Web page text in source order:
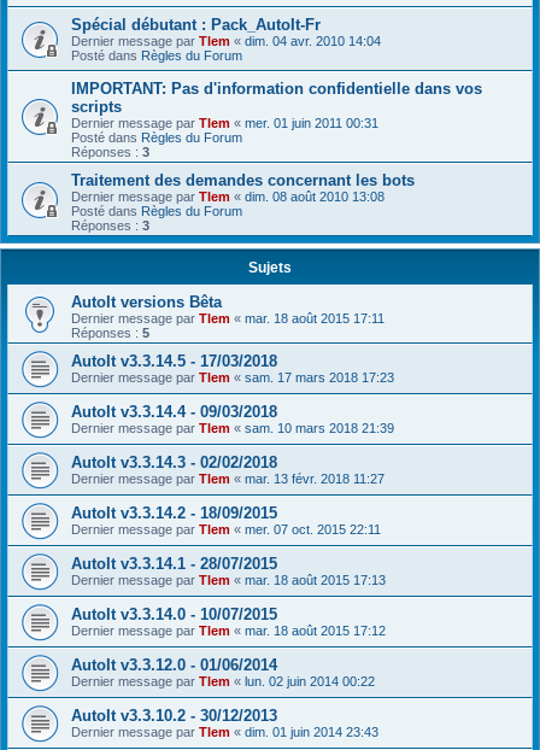
Spécial débutant : Pack_AutoIt-Fr
Dernier message par Tlem « dim. 04 avr. 2010 14:04
Posté dans Règles du Forum
IMPORTANT: Pas d'information confidentielle dans vos
scripts
Dernier message par Tlem « mer. 01 juin 2011 00:31
Posté dans Règles du Forum
Réponses : 3
Traitement des demandes concernant les bots
Dernier message par Tlem « dim. 08 août 2010 13:08
Posté dans Règles du Forum
Réponses : 3
Sujets
AutoIt versions Bêta
Dernier message par Tlem « mar. 18 août 2015 17:11
Réponses : 5
AutoIt v3.3.14.5 - 17/03/2018
Dernier message par Tlem « sam. 17 mars 2018 17:23
AutoIt v3.3.14.4 - 09/03/2018
Dernier message par Tlem « sam. 10 mars 2018 21:39
AutoIt v3.3.14.3 - 02/02/2018
Dernier message par Tlem « mar. 13 févr. 2018 11:27
AutoIt v3.3.14.2 - 18/09/2015
Dernier message par Tlem « mer. 07 oct. 2015 22:11
AutoIt v3.3.14.1 - 28/07/2015
Dernier message par Tlem « mar. 18 août 2015 17:13
AutoIt v3.3.14.0 - 10/07/2015
Dernier message par Tlem « mar. 18 août 2015 17:12
AutoIt v3.3.12.0 - 01/06/2014
Dernier message par Tlem « lun. 02 juin 2014 00:22
AutoIt v3.3.10.2 - 30/12/2013
Dernier message par Tlem « dim. 01 juin 2014 23:43